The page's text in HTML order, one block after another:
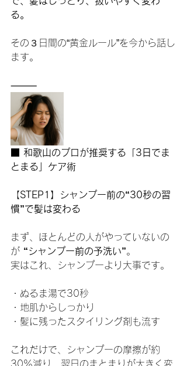
る。
その３日間の“黄金ルール”を今から話し
ます。
⸻
■ 和歌山のプロが推奨する「3日でま
とまる」ケア術
【STEP1】シャンプー前の“30秒の習
慣”で髪は変わる
まず、ほとんどの人がやっていないの
が “シャンプー前の予洗い”。
実はこれ、シャンプーより大事です。
・ぬるま湯で30秒
・地肌からしっかり
・髪に残ったスタイリング剤も流す
これだけで、シャンプーの摩擦が約
30％減り、翌日のまとまりが大きく変